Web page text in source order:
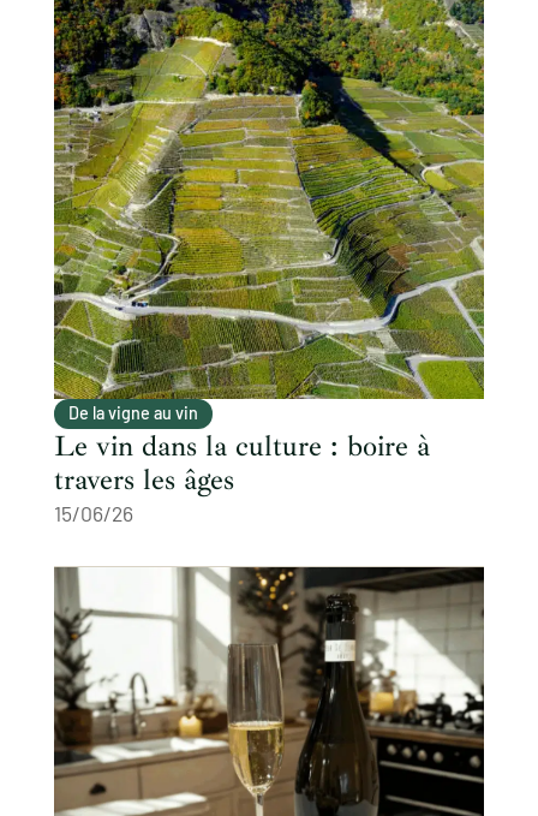
De la vigne au vin
Le vin dans la culture : boire à
travers les âges
15/06/26